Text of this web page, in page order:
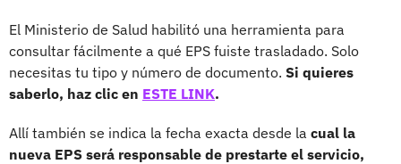
El Ministerio de Salud habilitó una herramienta para
consultar fácilmente a qué EPS fuiste trasladado. Solo
necesitas tu tipo y número de documento. Si quieres
saberlo, haz clic en ESTE LINK.
Allí también se indica la fecha exacta desde la cual la
nueva EPS será responsable de prestarte el servicio,